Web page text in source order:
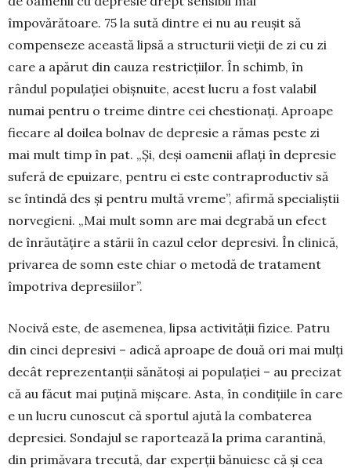
împovărătoare. 75 la sută dintre ei nu au reușit să
compenseze această lipsă a structurii vieții de zi cu zi
care a apărut din cauza restricțiilor. În schimb, în
rândul populației obișnuite, acest lucru a fost valabil
numai pentru o treime dintre cei chestionați. Aproape
fiecare al doilea bolnav de depresie a rămas peste zi
mai mult timp în pat. „Și, deși oamenii aflați în depresie
suferă de epuizare, pentru ei este contraproductiv să
se întindă des și pentru multă vreme”, afirmă specialiștii
norve­gieni. „Mai mult somn are mai degrabă un efect
de înrăutățire a stării în cazul celor depresivi. În cli­nică,
privarea de somn este chiar o metodă de tratament
împotriva depresiilor”.
Nocivă este, de asemenea, lipsa activității fi­zice. Patru
din cinci depresivi – adică aproape de două ori mai mulți
decât reprezentanții sănătoși ai populației – au precizat
că au făcut mai puțină miș­care. Asta, în condițiile în care
e un lucru cunoscut că sportul ajută la combaterea
depresiei. Sondajul se raportează la prima carantină,
din primăvara trecută, dar experții bănuiesc că și cea